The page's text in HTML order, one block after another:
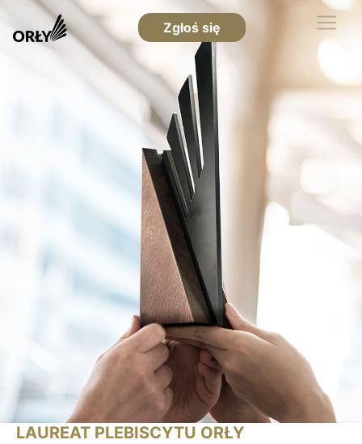
Zgłoś się
LAUREAT PLEBISCYTU ORŁY